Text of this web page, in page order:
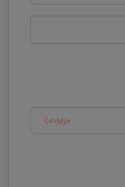
جزئیات